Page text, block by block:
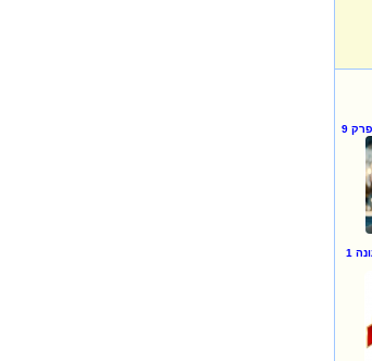
גול סטאר - גולסטאר עונה 1